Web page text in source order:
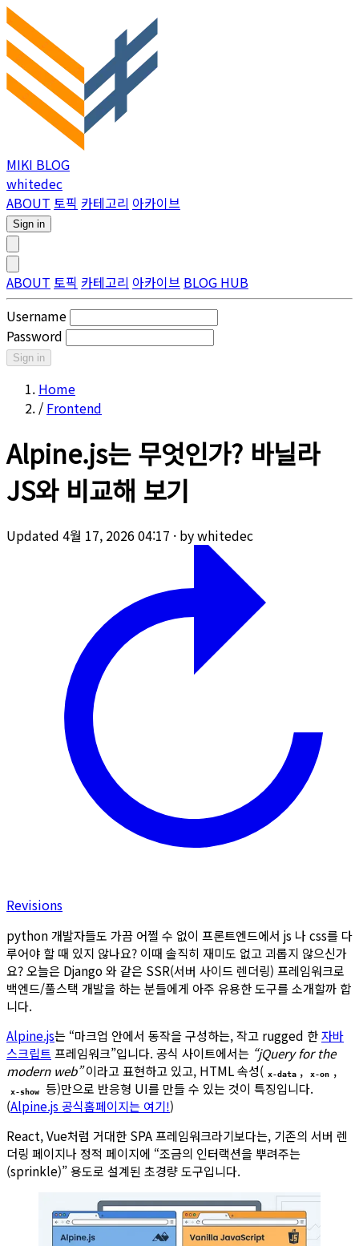
MIKI BLOG
whitedec
ABOUT 토픽 카테고리 아카이브
Sign in
ABOUT 토픽 카테고리 아카이브 BLOG HUB
Username
Password
Sign in
Home
/ Frontend
Alpine.js는 무엇인가? 바닐라
JS와 비교해 보기
Updated 4월 17, 2026 04:17 · by whitedec
Revisions
python 개발자들도 가끔 어쩔 수 없이 프론트엔드에서 js 나 css를 다
루어야 할 때 있지 않나요? 이때 솔직히 재미도 없고 괴롭지 않으신가
요? 오늘은 Django 와 같은 SSR(서버 사이드 렌더링) 프레임워크로
백엔드/풀스택 개발을 하는 분들에게 아주 유용한 도구를 소개할까 합
니다.
Alpine.js는 “마크업 안에서 동작을 구성하는, 작고 rugged 한자바
스크립트프레임워크”입니다. 공식 사이트에서는 “jQuery for the
modern web”이라고 표현하고 있고, HTML 속성( x-data , x-on ,
x-show
등)만으로 반응형 UI를 만들 수 있는 것이 특징입니다.
(Alpine.js 공식홈페이지는 여기!)
React, Vue처럼 거대한 SPA 프레임워크라기보다는, 기존의 서버 렌
더링 페이지나 정적 페이지에 “조금의 인터랙션을 뿌려주는
(sprinkle)” 용도로 설계된 초경량 도구입니다.